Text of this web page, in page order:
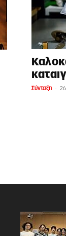
Σύνταξη -